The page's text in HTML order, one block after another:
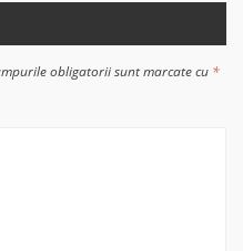
obligatorii sunt marcate cu *